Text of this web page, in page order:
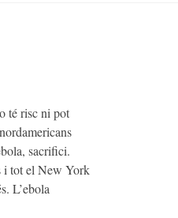
té risc ni pot
sacrifici.
i tot el New York
L’ebola